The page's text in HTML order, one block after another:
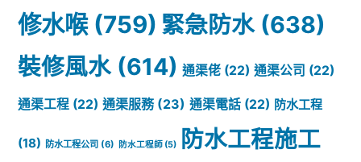
修水喉(759) 緊急防水(638)
裝修風水(614) 通渠佬 (22) 通渠公司 (22)
通渠工程 (22) 通渠服務(23) 通渠電話 (22) 防水工程
(18) 防水工程公司 (6) 防水工程師 (5)
防水工程施工